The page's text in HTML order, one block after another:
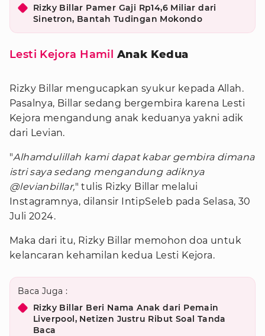
Rizky Billar Pamer Gaji Rp14,6 Miliar dari
Sinetron, Bantah Tudingan Mokondo
Lesti Kejora Hamil Anak Kedua
Rizky Billar mengucapkan syukur kepada Allah.
Pasalnya, Billar sedang bergembira karena Lesti
Kejora mengandung anak keduanya yakni adik
dari Levian.
"Alhamdulillah kami dapat kabar gembira dimana
istri saya sedang mengandung adiknya
@levianbillar," tulis Rizky Billar melalui
Instagramnya, dilansir IntipSeleb pada Selasa, 30
Juli 2024.
Maka dari itu, Rizky Billar memohon doa untuk
kelancaran kehamilan kedua Lesti Kejora.
Baca Juga :
Rizky Billar Beri Nama Anak dari Pemain
Liverpool, Netizen Justru Ribut Soal Tanda
Baca